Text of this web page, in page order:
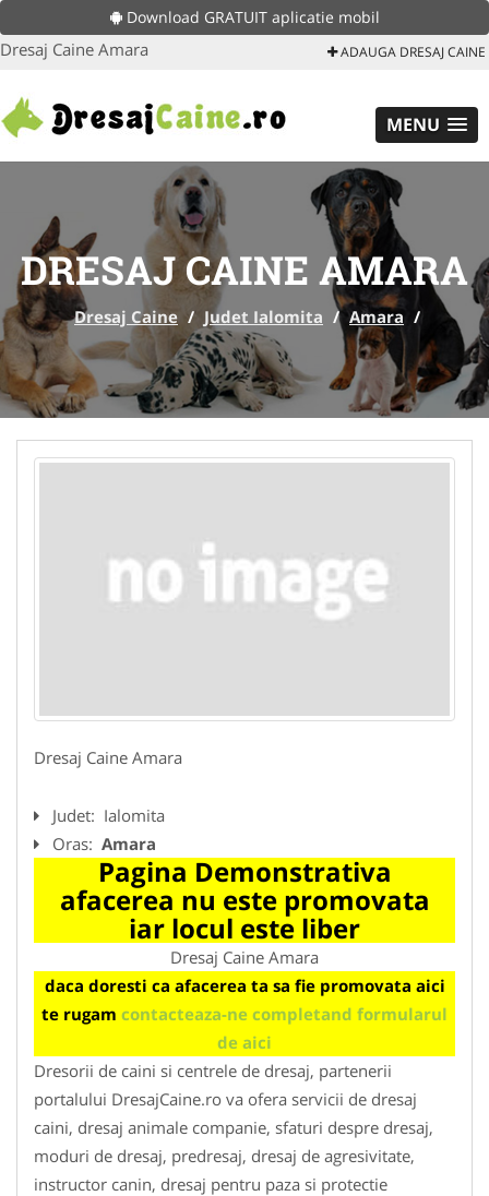
Download GRATUIT aplicatie mobil
Dresaj Caine Amara ADAUGA DRESAJ CAINE
MENU
DRESAJ CAINE AMARA
Dresaj Caine / Judet Ialomita / Amara /
Dresaj Caine Amara
Judet: Ialomita
Oras: Amara
Pagina Demonstrativa
afacerea nu este promovata
iar locul este liber
Dresaj Caine Amara
daca doresti ca afacerea ta sa fie promovata aici
te rugam contacteaza-ne completand formularul
de aici
Dresorii de caini si centrele de dresaj, partenerii
portalului DresajCaine.ro va ofera servicii de dresaj
caini, dresaj animale companie, sfaturi despre dresaj,
moduri de dresaj, predresaj, dresaj de agresivitate,
instructor canin, dresaj pentru paza si protectie